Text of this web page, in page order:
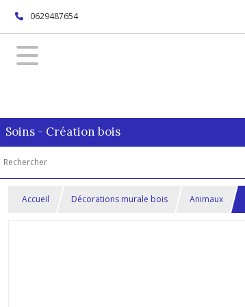
0629487654
Soins - Création bois
Accueil Décorations murale bois Animaux